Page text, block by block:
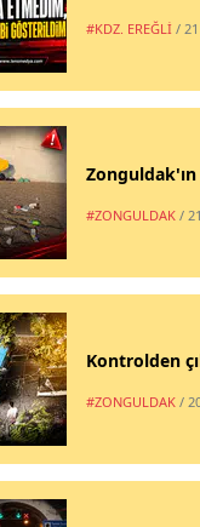
#KDZ. EREĞLİ /
#ZONGULDAK /
Kontrolden
#ZONGULDAK /